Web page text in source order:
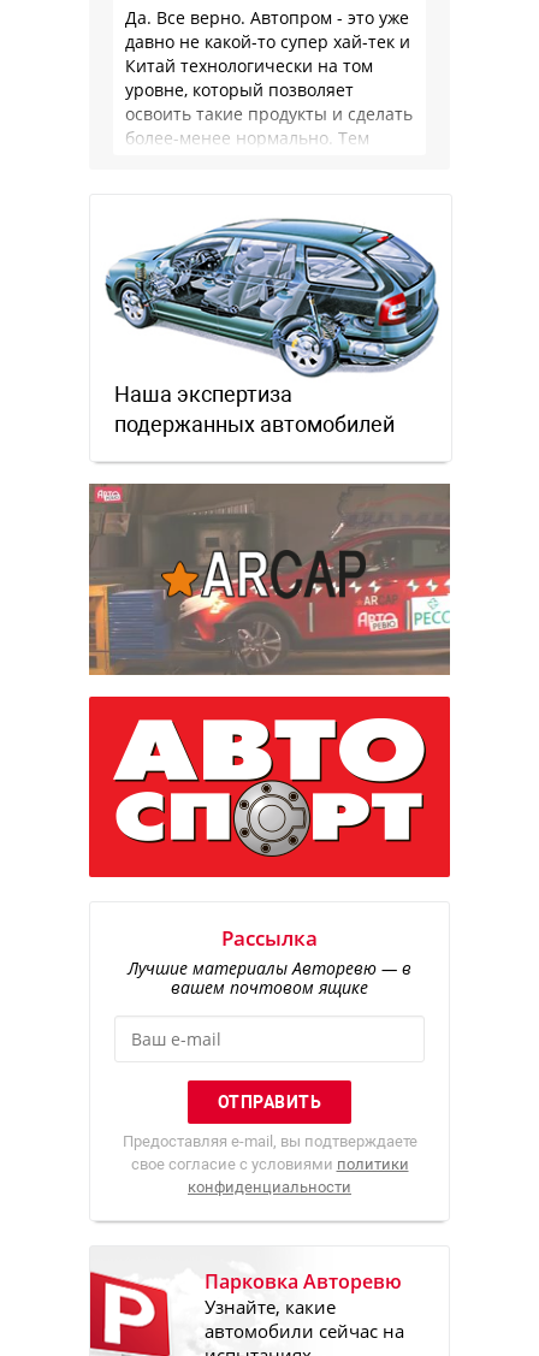
Да. Все верно. Автопром - это уже
давно не какой-то супер хай-тек и
Китай технологически на том
уровне, который позволяет
освоить такие продукты и сделать
более-менее нормально. Тем
Наша экспертиза
подержанных автомобилей
Рассылка
Лучшие материалы Авторевю — в
вашем почтовом ящике
Предоставляя e-mail, вы подтверждаете
свое согласие с условиями политики
конфиденциальности
Парковка Авторевю
Узнайте, какие
автомобили сейчас на